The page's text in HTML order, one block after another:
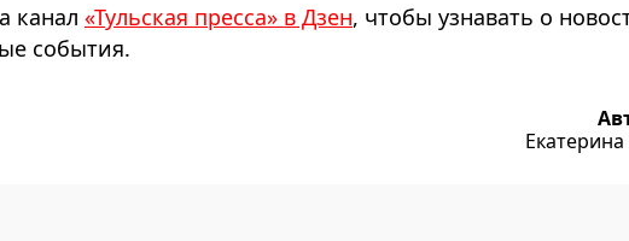
канал «Тульская пресса» в Дзен, чтобы узнавать о
события.